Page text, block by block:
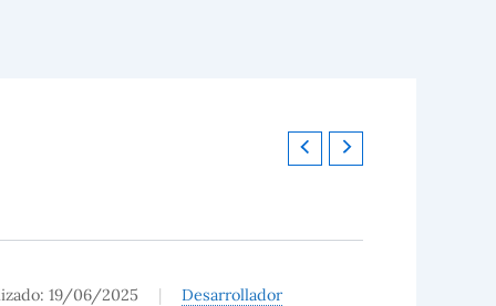
19/06/2025 | Desarrollador